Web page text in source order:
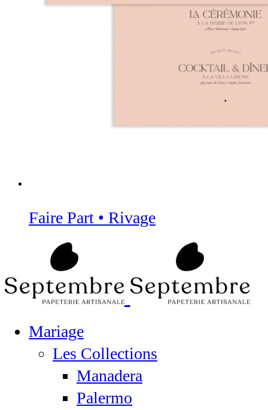
Faire Part • Rivage
Mariage
Les Collections
Manadera
Palermo